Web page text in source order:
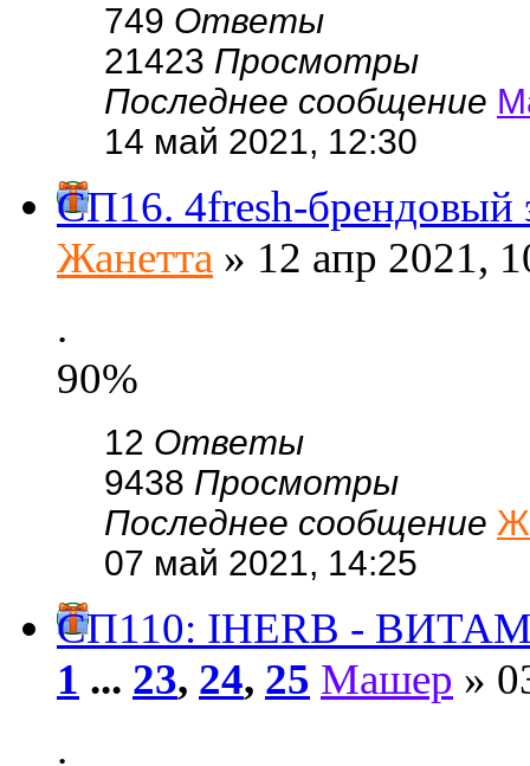
749 Ответы
21423 Просмотры
Последнее сообщение
14 май 2021, 12:30
СП16. 4fresh-брендовый
Жанетта » 12 апр 2021,
.
90%
12 Ответы
9438 Просмотры
Последнее сообщение
07 май 2021, 14:25
СП110: IHERB -
1 ... 23, 24, 25 Машер »
.